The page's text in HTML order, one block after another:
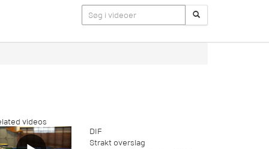
videos
DIF
Strakt overslag